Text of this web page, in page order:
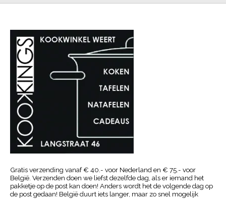
Gratis verzending vanaf € 40.- voor Nederland en € 75.- voor
België. Verzenden doen we liefst dezelfde dag, als er iemand het
pakketje op de post kan doen! Anders wordt het de volgende dag op
de post gedaan! België duurt iets langer, maar zo snel mogelijk